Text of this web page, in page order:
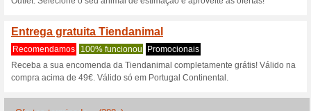
promocionais devem ser